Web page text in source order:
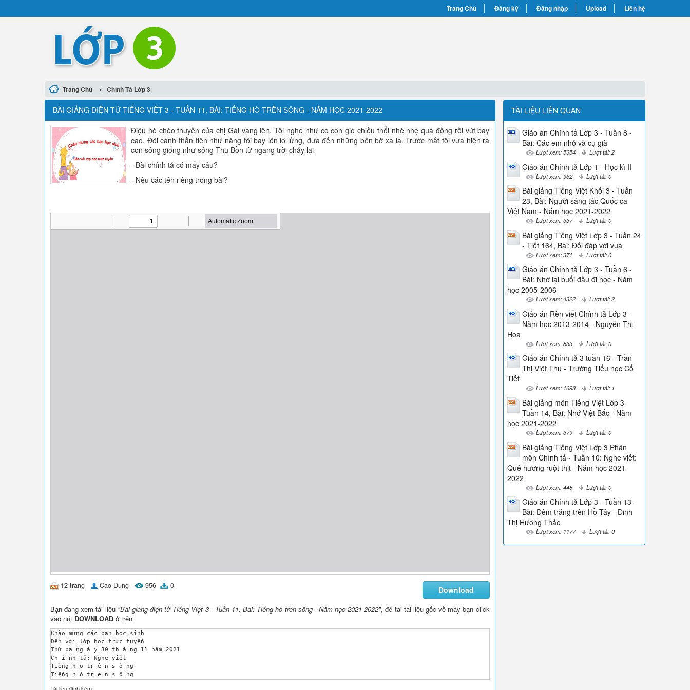
Trang Chủ Đăng ký Đăng nhập Upload Liên hệ
Trang Chủ › Chính Tả Lớp 3
BÀI GIẢNG ĐIỆN TỬ TIẾNG VIỆT 3 - TUẦN 11, BÀI: TIẾNG HÒ TRÊN SÔNG - NĂM HỌC 2021-2022
Điệu hò chèo thuyền của chị Gái vang lên. Tôi nghe như có cơn gió chiều thổi nhè nhẹ qua đồng rồi vút bay
cao. Đôi cánh thần tiên như nâng tôi bay lên lơ lửng, đưa đến những bến bờ xa lạ. Trước mắt tôi vừa hiện ra
con sông giống như sông Thu Bồn từ ngang trời chảy lại
- Bài chính tả có mấy câu?
- Nêu các tên riêng trong bài?
12 trang Cao Dung 956 0 Download
Bạn đang xem tài liệu "Bài giảng điện tử Tiếng Việt 3 - Tuần 11, Bài: Tiếng hò trên sông - Năm học 2021-2022", để tải tài liệu gốc về máy bạn click
vào nút DOWNLOAD ở trên
Chào mừng các bạn học sinh
Đến với lớp học trực tuyến
Thứ ba ng à y 30 th á ng 11 năm 2021
Ch í nh tả: Nghe viết
Tiếng h ò tr ê n s ô ng
Tiếng h ò tr ê n s ô ng
Điệu h ò ch è o thuyền của chị G á i vang l ê n. T ô i nghe như c ó cơn gi ó chiều thổi nh è nhẹ qua đồng rồi v ú t bay cao. Đ ô i c á nh thần ti ê n như n â ng t ô i bay l ê
Tài liệu đính kèm:
TÀI LIỆU LIÊN QUAN
Giáo án Chính tả Lớp 3 - Tuần 8 -
Bài: Các em nhỏ và cụ già
Lượt xem: 5354 Lượt tải: 2
Giáo án Chính tả Lớp 1 - Học kì II
Lượt xem: 962 Lượt tải: 0
Bài giảng Tiếng Việt Khối 3 - Tuần
23, Bài: Người sáng tác Quốc ca
Việt Nam - Năm học 2021-2022
Lượt xem: 337 Lượt tải: 0
Bài giảng Tiếng Việt Lớp 3 - Tuần 24
- Tiết 164, Bài: Đối đáp với vua
Lượt xem: 371 Lượt tải: 0
Giáo án Chính tả Lớp 3 - Tuần 6 -
Bài: Nhớ lại buổi đầu đi học - Năm
học 2005-2006
Lượt xem: 4322 Lượt tải: 2
Giáo án Rèn viết Chính tả Lớp 3 -
Năm học 2013-2014 - Nguyễn Thị
Hoa
Lượt xem: 833 Lượt tải: 0
Giáo án Chính tả 3 tuần 16 - Trần
Thị Việt Thu - Trường Tiểu học Cổ
Tiết
Lượt xem: 1698 Lượt tải: 1
Bài giảng môn Tiếng Việt Lớp 3 -
Tuần 14, Bài: Nhớ Việt Bắc - Năm
học 2021-2022
Lượt xem: 379 Lượt tải: 0
Bài giảng Tiếng Việt Lớp 3 Phân
môn Chính tả - Tuần 10: Nghe viết:
Quê hương ruột thịt - Năm học 2021-
2022
Lượt xem: 448 Lượt tải: 0
Giáo án Chính tả Lớp 3 - Tuần 13 -
Bài: Đêm trăng trên Hồ Tây - Đinh
Thị Hương Thảo
Lượt xem: 1177 Lượt tải: 0